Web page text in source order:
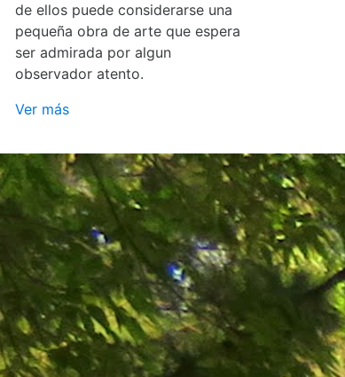
de ellos puede considerarse una
pequeña obra de arte que espera
ser admirada por algun
observador atento.
Ver más